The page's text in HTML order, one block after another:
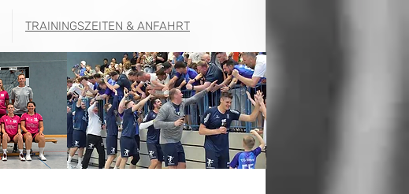
TRAININGSZEITEN & ANFAHRT